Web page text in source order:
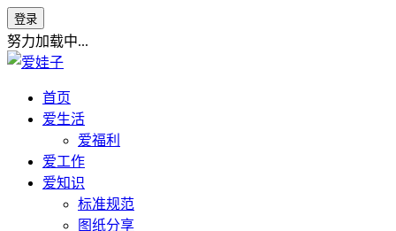
登录
努力加载中...
首页
爱生活
爱福利
爱工作
爱知识
标准规范
图纸分享